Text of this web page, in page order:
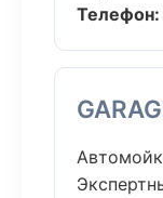
Телефон: